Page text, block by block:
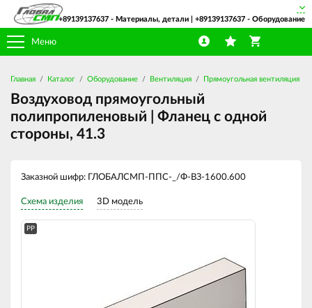
Меню
+89139137637 - Материалы, детали | +89139137637 - Оборудование
Главная Каталог Оборудование Вентиляция Прямоугольная вентиляция
Воздуховод прямоугольный
полипропиленовый | Фланец с одной
стороны, 41.3
Заказной шифр: ГЛОБАЛСМП-ППС-_/Ф-ВЗ-1600.600
Схема изделия 3D модель
PP